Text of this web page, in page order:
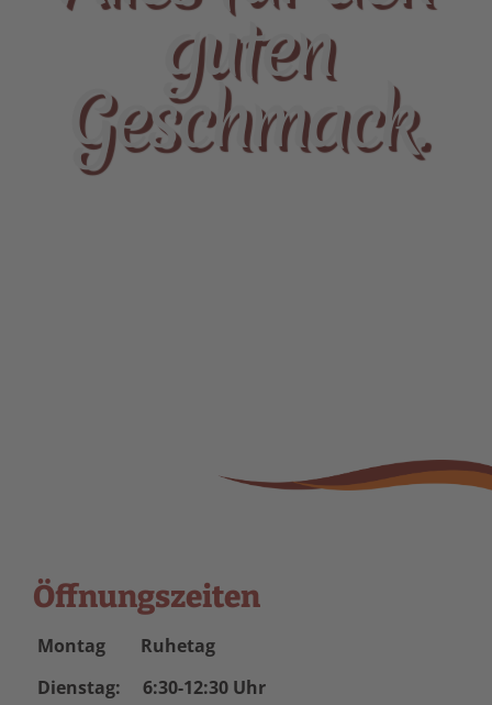
guten
Geschmack.
GIBT ES BEI DER METZGEREI GÜNTHER IN
Öffnungszeiten
Montag Ruhetag
Dienstag: 6:30-12:30 Uhr